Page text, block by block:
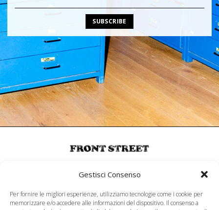
Gestisci Consenso
Per fornire le migliori esperienze, utilizziamo tecnologie come i cookie per
memorizzare e/o accedere alle informazioni del dispositivo. Il consenso a
MENU